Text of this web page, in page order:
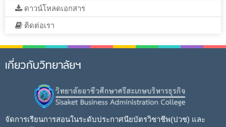
ดาวน์โหลดเอกสาร
ติดต่อเรา
เกี่ยวกับวิทยาลัยฯ
จัดการเรียนการสอนในระดับประกาศนียบัตรวิชาชีพ(ปวช) และ